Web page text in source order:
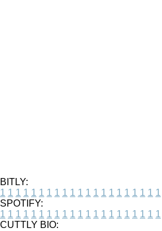
BITLY:
1 1 1 1 1 1 1 1 1 1 1 1 1 1 1 1 1 1 1 1 1
SPOTIFY:
1 1 1 1 1 1 1 1 1 1 1 1 1 1 1 1 1 1 1 1 1
CUTTLY BIO: